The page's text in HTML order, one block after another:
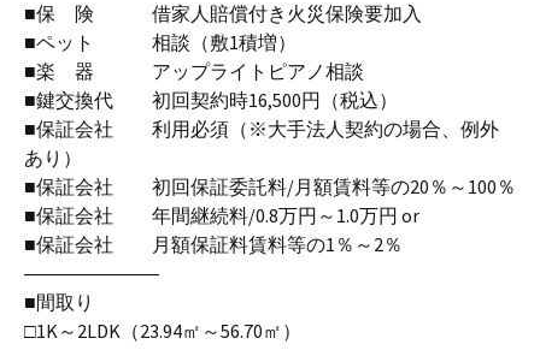
■保 険 借家人賠償付き火災保険要加入
■ペット 相談（敷1積増）
■楽 器 アップライトピアノ相談
■鍵交換代 初回契約時16,500円（税込）
■保証会社 利用必須（※大手法人契約の場合、例外
あり）
■保証会社 初回保証委託料/月額賃料等の20％～100％
■保証会社 年間継続料/0.8万円～1.0万円 or
■保証会社 月額保証料賃料等の1％～2％
―――――――
■間取り
□1K～2LDK（23.94㎡～56.70㎡）